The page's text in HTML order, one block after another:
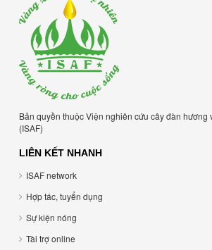
Bản quyền thuộc Viện nghiên cứu cây đàn hương
(ISAF)
LIÊN KẾT NHANH
ISAF network
Hợp tác, tuyển dụng
Sự kiện nóng
Tài trợ online